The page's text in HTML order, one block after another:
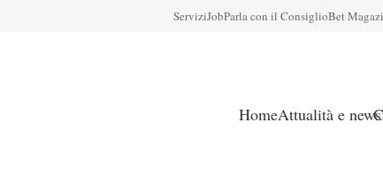
ServiziJobParla con il ConsiglioBet
HomeAttualità e news